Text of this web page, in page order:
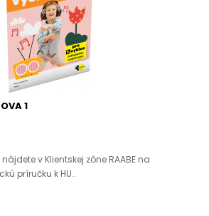
1
v Klientskej zóne RAABE na
príručku k HU..